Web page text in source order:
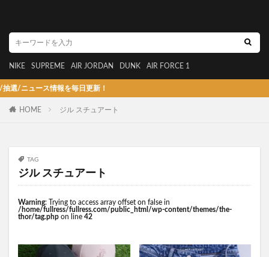
NIKE SUPREME AIR JORDAN DUNK AIR FORCE 1
ュース情報を毎日更新！
HOME ジル スチュアート
TAG
ジル スチュアート
Warning: Trying to access array offset on false in
/home/fullress/fullress.com/public_html/wp-content/themes/the-
thor/tag.php on line 42